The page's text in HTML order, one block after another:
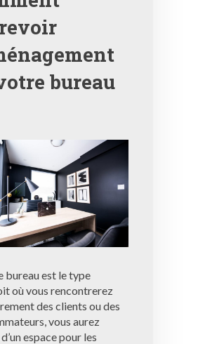
bureau
bureau est le type
où vous rencontrerez
des clients ou des
vous aurez
espace pour les